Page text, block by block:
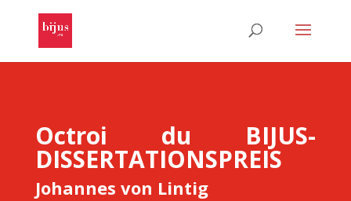
Octroi du BIJUS-
DISSERTATIONSPREIS
Johannes von Lintig